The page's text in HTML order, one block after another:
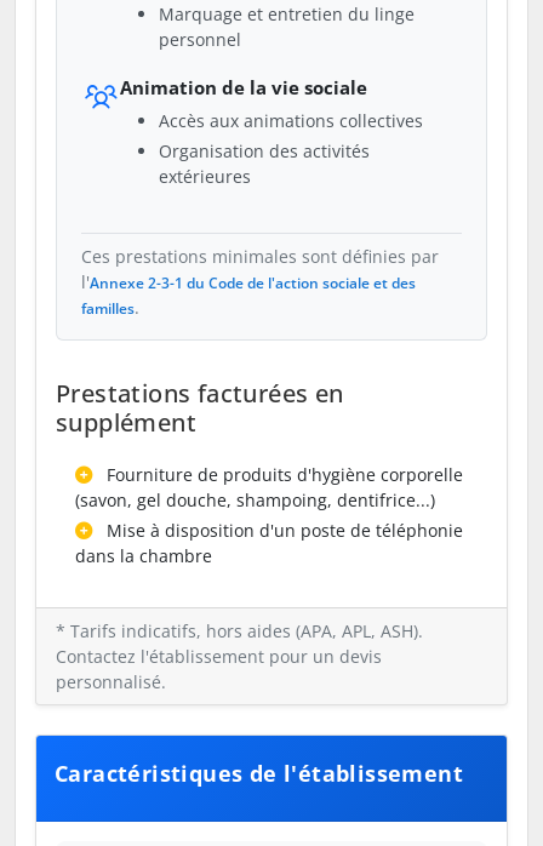
Marquage et entretien du linge
personnel
Animation de la vie sociale
Accès aux animations collectives
Organisation des activités
extérieures
Ces prestations minimales sont définies par
l'Annexe 2-3-1 du Code de l'action sociale et des
familles.
Prestations facturées en
supplément
Fourniture de produits d'hygiène corporelle
(savon, gel douche, shampoing, dentifrice...)
Mise à disposition d'un poste de téléphonie
dans la chambre
* Tarifs indicatifs, hors aides (APA, APL, ASH).
Contactez l'établissement pour un devis
personnalisé.
Caractéristiques de l'établissement